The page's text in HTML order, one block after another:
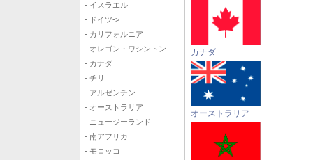
- イスラエル
- ドイツ->
- カリフォルニア
- オレゴン・ワシントン
- カナダ
- チリ
- アルゼンチン
- オーストラリア
- ニュージーランド
- 南アフリカ
- モロッコ
カナダ
オーストラリア